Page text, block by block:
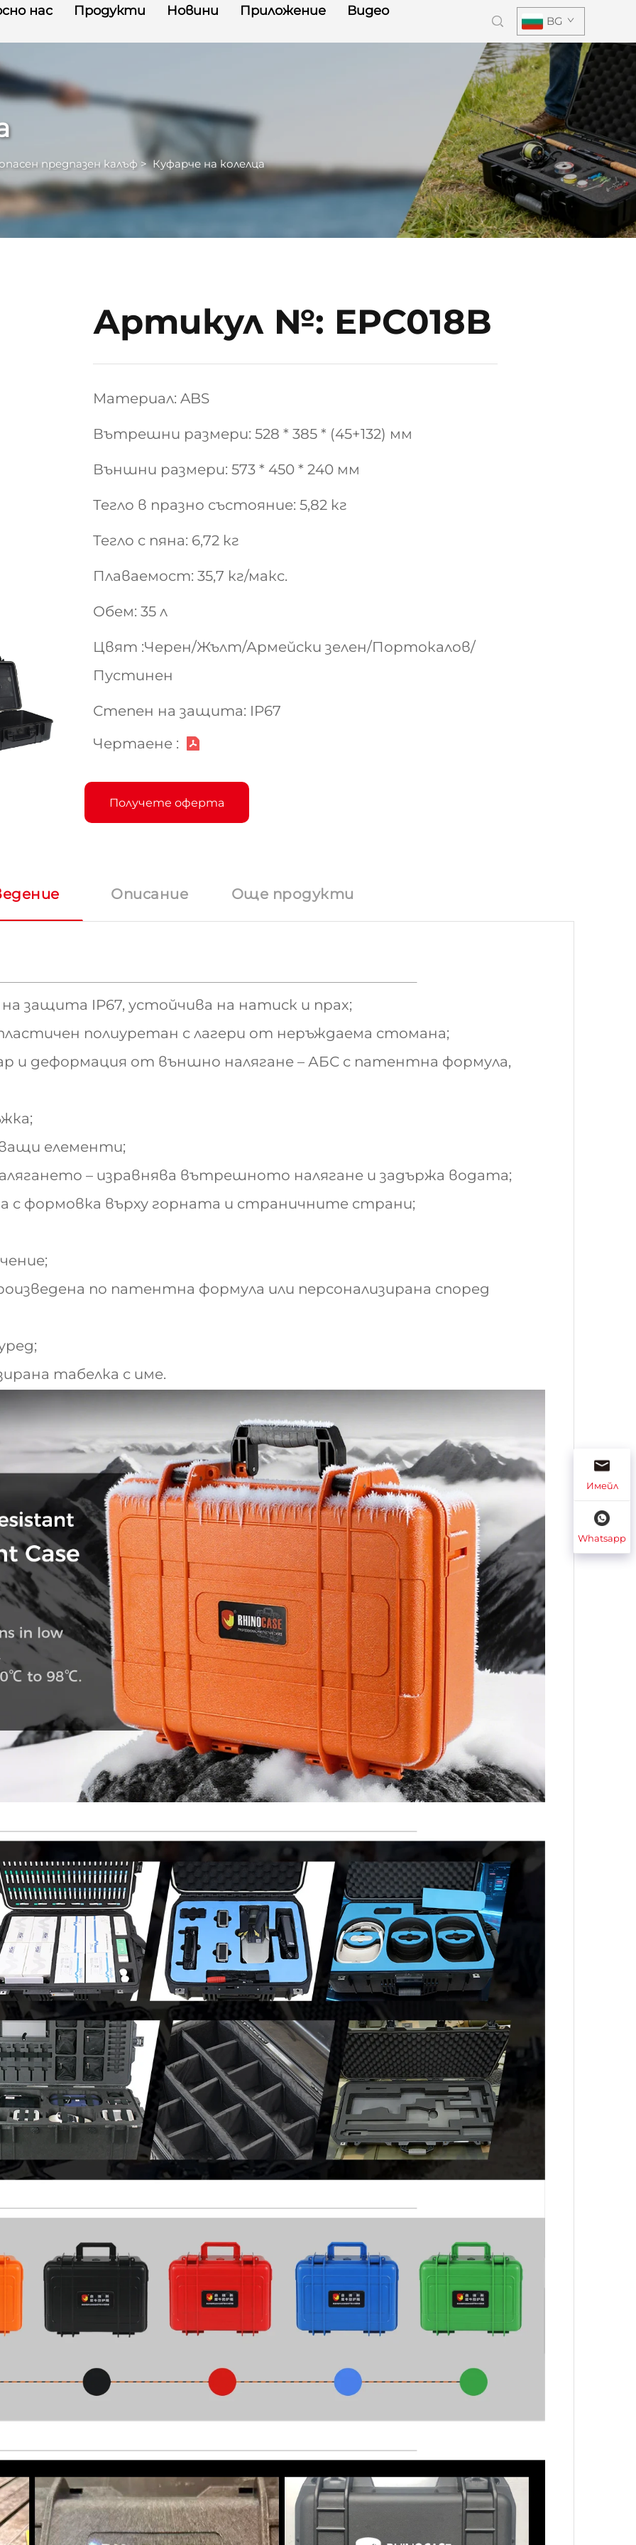
нас Продукти Новини Приложение Видео
BG
предпазен калъф >Куфарче на колелца
Артикул №: EPC018B
Материал: ABS
Вътрешни размери: 528 * 385 * (45+132) мм
Външни размери: 573 * 450 * 240 мм
Тегло в празно състояние: 5,82 кг
Тегло с пяна: 6,72 кг
Плаваемост: 35,7 кг/макс.
Обем: 35 л
Цвят :Черен/Жълт/Армейски зелен/Портокалов/
Пустинен
Степен на защита: IP67
Чертаене :
Получете оферта
Описание Още продукти
защита IP67, устойчива на натиск и прах;
полиуретан с лагери от неръждаема стомана;
и деформация от външно налягане – АБС с патентна формула,
елементи;
– изравнява вътрешното налягане и задържа водата;
с формовка върху горната и страничните страни;
по патентна формула или персонализирана според
табелка с име.
Имейл
Whatsapp